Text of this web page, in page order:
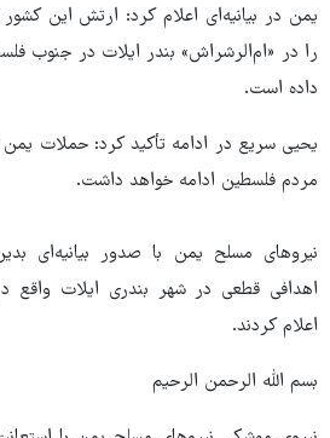
یمن در بیانیه‌ای اعلام کرد: ارتش این
را در «ام‌الرشراش» بندر ایلات در جنوب
داده است.
یحیی سریع در ادامه تأکید کرد: حملات
مردم فلسطین ادامه خواهد داشت.
نیروهای مسلح یمن با صدور بیانیه‌ای
اهدافی قطعی در شهر بندری ایلات واقع
اعلام کردند.
بسم الله الرحمن الرحیم